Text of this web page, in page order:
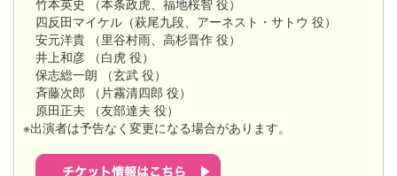
竹本英史 （本条政虎、福地桜智 役）
四反田マイケル（萩尾九段、アーネスト・サトウ 役）
安元洋貴 （里谷村雨、高杉晋作 役）
井上和彦 （白虎 役）
保志総一朗 （玄武 役）
斉藤次郎 （片霧清四郎 役）
原田正夫 （友部達夫 役）
※出演者は予告なく変更になる場合があります。